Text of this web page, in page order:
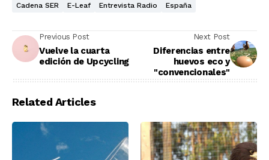
Cadena SER E-Leaf Entrevista Radio España
Previous Post
Vuelve la cuarta
edición de Upcycling
Next Post
Diferencias entre
huevos eco y
"convencionales"
Related Articles